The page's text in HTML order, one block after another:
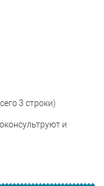
3 строки)
и